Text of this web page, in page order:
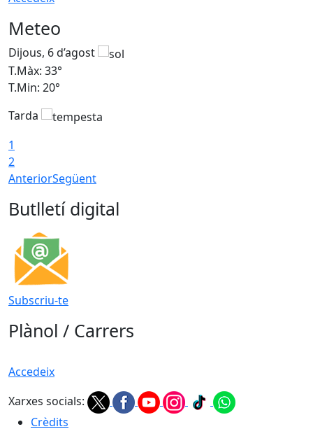
Meteo
Dijous, 6 d’agost
T.Màx: 33°
T.Min: 20°
Tarda
1
2
AnteriorSegüent
Butlletí digital
Subscriu-te
Plànol / Carrers
Accedeix
Xarxes socials:
Crèdits